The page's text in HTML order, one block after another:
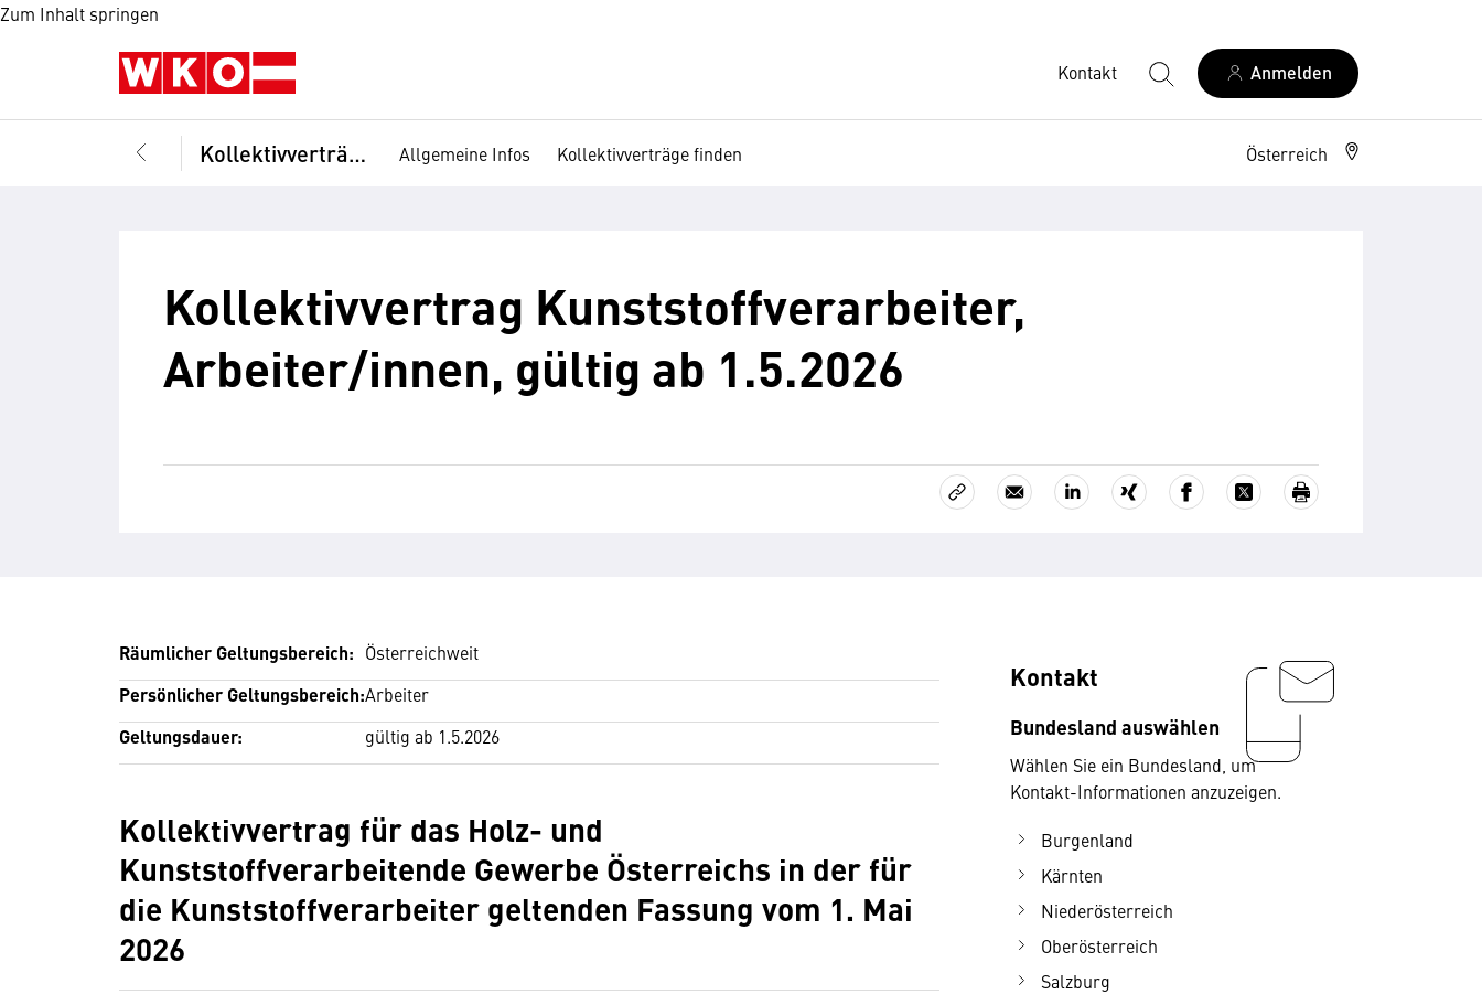
Zum Inhalt springen
Kontakt Anmelden
Kollektivverträge Allgemeine Infos Kollektivverträge finden Österreich
Kollektivvertrag Kunststoffverarbeiter,
Arbeiter/innen, gültig ab 1.5.2026
Räumlicher Geltungsbereich: Österreichweit
Persönlicher Geltungsbereich:Arbeiter
Geltungsdauer: gültig ab 1.5.2026
Kollektivvertrag für das Holz- und
Kunststoffverarbeitende Gewerbe Österreichs in der für
die Kunststoffverarbeiter geltenden Fassung vom 1. Mai
2026
Kontakt
Bundesland auswählen
Wählen Sie ein Bundesland, um
Kontakt-Informationen anzuzeigen.
Burgenland
Kärnten
Niederösterreich
Oberösterreich
Salzburg